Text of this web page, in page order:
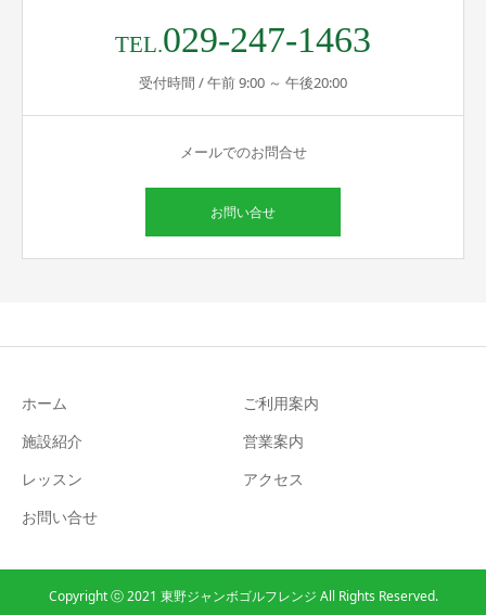
TEL.029-247-1463
受付時間 / 午前 9:00 ～ 午後20:00
メールでのお問合せ
お問い合せ
ホーム
ご利用案内
施設紹介
営業案内
レッスン
アクセス
お問い合せ
Copyright ⓒ 2021 東野ジャンボゴルフレンジ All Rights Reserved.